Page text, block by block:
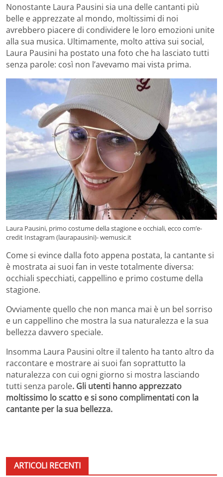
Nonostante Laura Pausini sia una delle cantanti più
belle e apprezzate al mondo, moltissimi di noi
avrebbero piacere di condividere le loro emozioni unite
alla sua musica. Ultimamente, molto attiva sui social,
Laura Pausini ha postato una foto che ha lasciato tutti
senza parole: così non l’avevamo mai vista prima.
Laura Pausini, primo costume della stagione e occhiali, ecco com’e-
credit Instagram (laurapausini)- wemusic.it
Come si evince dalla foto appena postata, la cantante si
è mostrata ai suoi fan in veste totalmente diversa:
occhiali specchiati, cappellino e primo costume della
stagione.
Ovviamente quello che non manca mai è un bel sorriso
e un cappellino che mostra la sua naturalezza e la sua
bellezza davvero speciale.
Insomma Laura Pausini oltre il talento ha tanto altro da
raccontare e mostrare ai suoi fan soprattutto la
naturalezza con cui ogni giorno si mostra lasciando
tutti senza parole. Gli utenti hanno apprezzato
moltissimo lo scatto e si sono complimentati con la
cantante per la sua bellezza.
ARTICOLI RECENTI